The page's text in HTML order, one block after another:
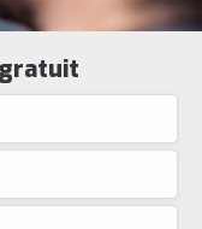
gratuit